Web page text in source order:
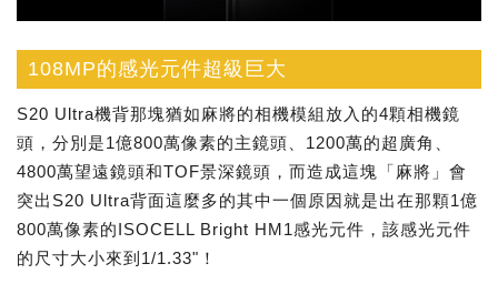
108MP的感光元件超級巨大
S20 Ultra機背那塊猶如麻將的相機模組放入的4顆相機鏡
頭，分別是1億800萬像素的主鏡頭、1200萬的超廣角、
4800萬望遠鏡頭和TOF景深鏡頭，而造成這塊「麻將」會
突出S20 Ultra背面這麼多的其中一個原因就是出在那顆1億
800萬像素的ISOCELL Bright HM1感光元件，該感光元件
的尺寸大小來到1/1.33"！